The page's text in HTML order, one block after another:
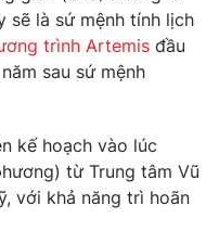
sẽ là sứ mệnh tính lịch
trình Artemis đầu
sau sứ mệnh
kế hoạch vào lúc
từ Trung tâm Vũ
với khả năng trì hoãn